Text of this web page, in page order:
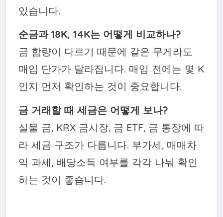
있습니다.
순금과 18K, 14K는 어떻게 비교하나?
금 함량이 다르기 때문에 같은 무게라도
매입 단가가 달라집니다. 매입 전에는 몇 K
인지 먼저 확인하는 것이 중요합니다.
금 거래할 때 세금은 어떻게 보나?
실물 금, KRX 금시장, 금 ETF, 금 통장에 따
라 세금 구조가 다릅니다. 부가세, 매매차
익 과세, 배당소득 여부를 각각 나눠 확인
하는 것이 좋습니다.